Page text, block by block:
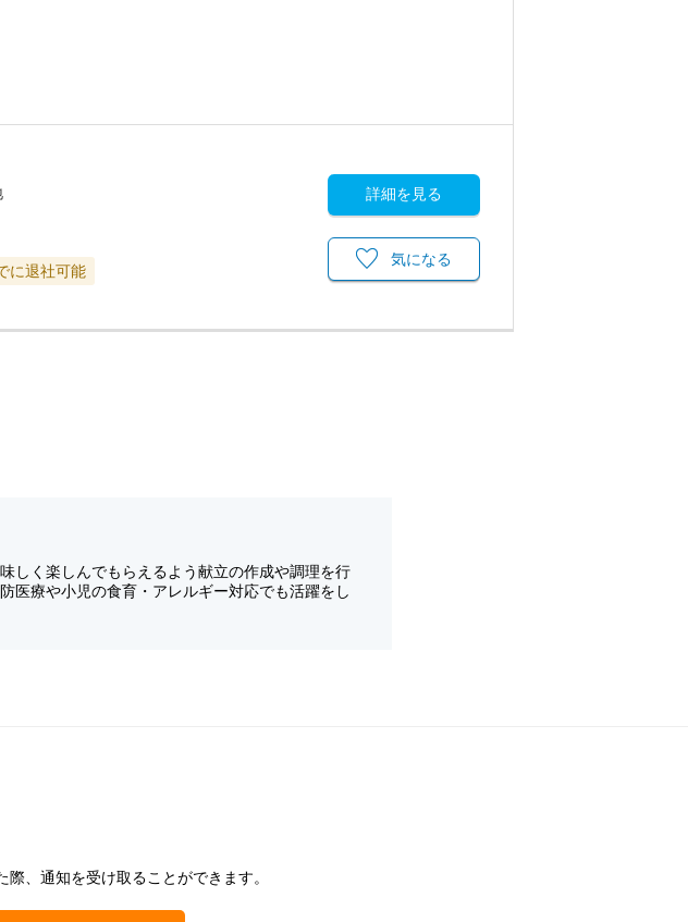
に退社可能
詳細を見る
気になる
しく楽しんでもらえるよう献立の作成や調理を行
医療や小児の食育・アレルギー対応でも活躍をし
、通知を受け取ることができます。